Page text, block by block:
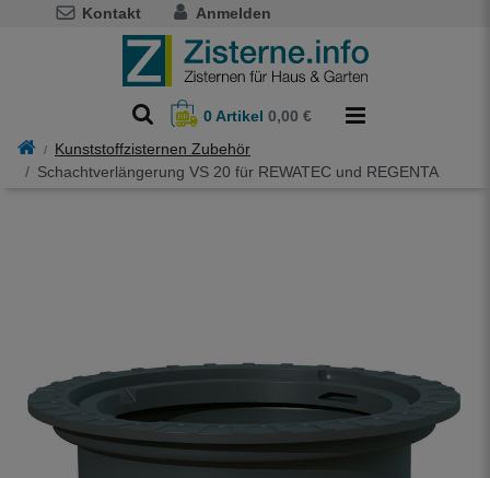
Kontakt Anmelden
0Artikel 0,00 €
Kunststoffzisternen Zubehör
Schachtverlängerung VS 20 für REWATEC und REGENTA